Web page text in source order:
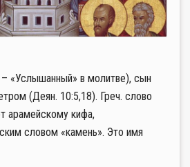
«Услышанный» в молитве), сын
(Деян. 10:5,18). Греч. слово
арамейскому кифа,
словом «камень». Это имя